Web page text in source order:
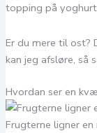
topping på
Er du mere til ost?
kan jeg afsløre, så
Hvordan ser en
Frugterne ligner